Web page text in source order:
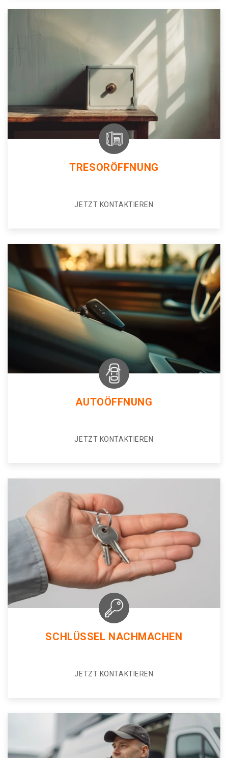
TRESORÖFFNUNG
JETZT KONTAKTIEREN
AUTOÖFFNUNG
JETZT KONTAKTIEREN
SCHLÜSSEL NACHMACHEN
JETZT KONTAKTIEREN